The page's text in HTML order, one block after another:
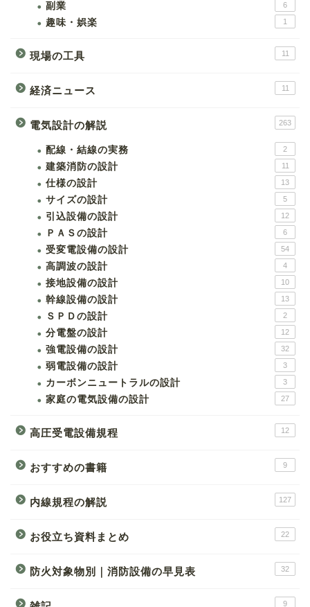
副業 6
趣味・娯楽 1
現場の工具 11
経済ニュース 11
電気設計の解説 263
配線・結線の実務 2
建築消防の設計 11
仕様の設計 13
サイズの設計 5
引込設備の設計 12
ＰＡＳの設計 6
受変電設備の設計 54
高調波の設計 4
接地設備の設計 10
幹線設備の設計 13
ＳＰＤの設計 2
分電盤の設計 12
強電設備の設計 32
弱電設備の設計 3
カーボンニュートラルの設計 3
家庭の電気設備の設計 27
高圧受電設備規程 12
おすすめの書籍 9
内線規程の解説 127
お役立ち資料まとめ 22
防火対象物別｜消防設備の早見表 32
9